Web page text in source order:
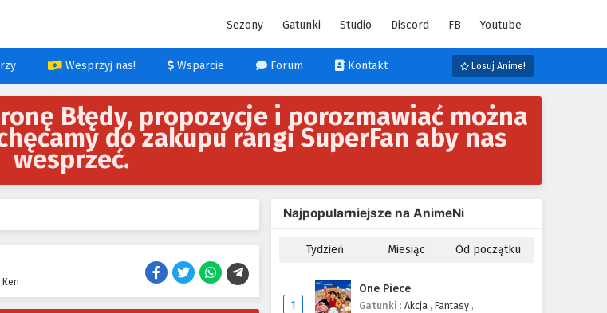
Sezony Gatunki Studio Discord FB Youtube
Wesprzyj nas! Wsparcie Forum Kontakt Losuj Anime!
Błędy, propozycje i porozmawiać można
do zakupu rangi SuperFan aby nas
wesprzeć.
Najpopularniejsze na AnimeNi
Tydzień Miesiąc Od początku
1
One Piece
Gatunki : Akcja , Fantasy ,